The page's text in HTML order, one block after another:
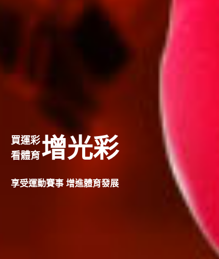
買運彩
看體育增光彩
享受運動賽事 增進體育發展